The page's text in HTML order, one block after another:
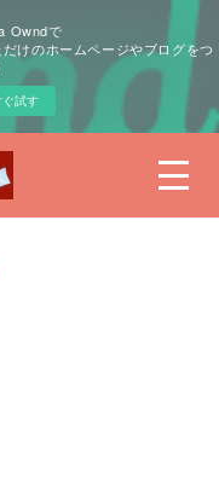
Owndで
けのホームページやブログをつ
試す